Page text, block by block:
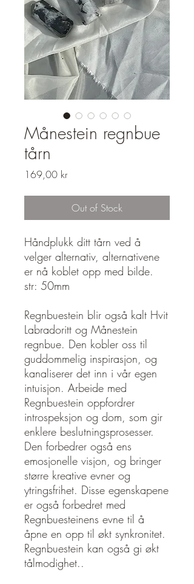
Månestein regnbue
tårn
169,00 krPrice
Out of Stock
Håndplukk ditt tårn ved å
velger alternativ, alternativene
er nå koblet opp med bilde.
str: 50mm
Regnbuestein blir også kalt Hvit
Labradoritt og Månestein
regnbue. Den kobler oss til
guddommelig inspirasjon, og
kanaliserer det inn i vår egen
intuisjon. Arbeide med
Regnbuestein oppfordrer
introspeksjon og dom, som gir
enklere beslutningsprosesser.
Den forbedrer også ens
emosjonelle visjon, og bringer
større kreative evner og
ytringsfrihet. Disse egenskapene
er også forbedret med
Regnbuesteinens evne til å
åpne en opp til økt synkronitet.
Regnbuestein kan også gi økt
tålmodighet..